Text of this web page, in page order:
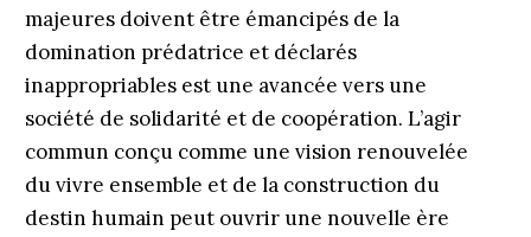
majeures doivent être émancipés de la
domination prédatrice et déclarés
inappropriables est une avancée vers une
société de solidarité et de coopération. L’agir
commun conçu comme une vision renouvelée
du vivre ensemble et de la construction du
destin humain peut ouvrir une nouvelle ère